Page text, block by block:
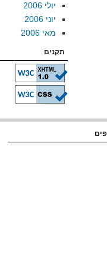
יולי 2006
יוני 2006
מאי 2006
תקנים